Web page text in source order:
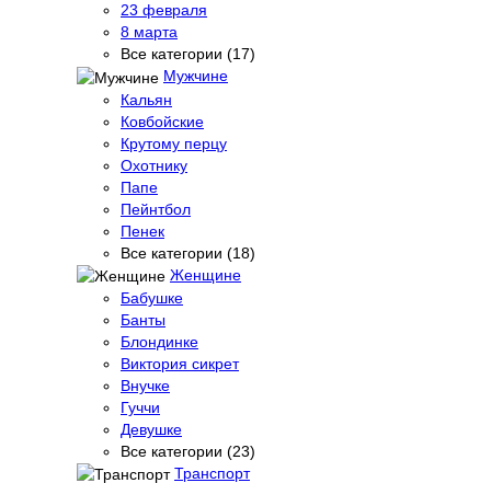
23 февраля
8 марта
Все категории (17)
Мужчине
Кальян
Ковбойские
Крутому перцу
Охотнику
Папе
Пейнтбол
Пенек
Все категории (18)
Женщине
Бабушке
Банты
Блондинке
Виктория сикрет
Внучке
Гуччи
Девушке
Все категории (23)
Транспорт